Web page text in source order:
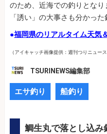
のため、近海での釣りとなり
「誘い」の大事さも分かっ
●福岡県のリアルタイム天気
（アイキャッチ画像提供：週刊つりニュー
TSURINEWS編集部
エサ釣り 船釣り
鯛生丸で落とし込み